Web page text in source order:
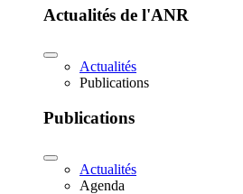
Actualités de l'ANR
Actualités
Publications
Publications
Actualités
Agenda